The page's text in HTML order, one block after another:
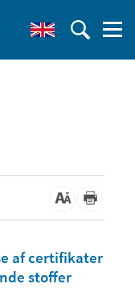
af certifikater
stoffer